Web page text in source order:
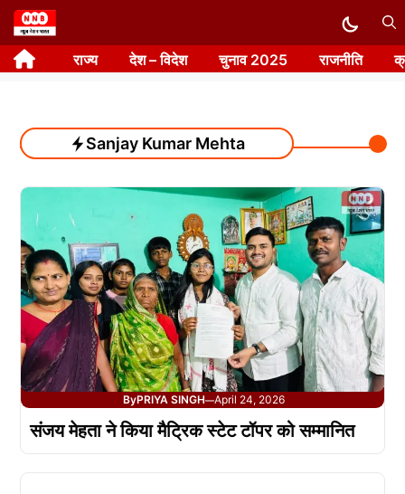
Skip
to
content राज्य देश – विदेश चुनाव 2025 राजनीति
Sanjay Kumar Mehta
ByPRIYA SINGH—April 24, 2026
संजय मेहता ने किया मैट्रिक स्टेट टॉपर को सम्मानित